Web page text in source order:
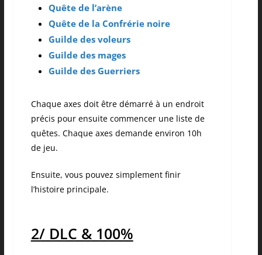
Quête de l’arène
Quête de la Confrérie noire
Guilde des voleurs
Guilde des mages
Guilde des Guerriers
Chaque axes doit être démarré à un endroit
précis pour ensuite commencer une liste de
quêtes. Chaque axes demande environ 10h
de jeu.
Ensuite, vous pouvez simplement finir
l’histoire principale.
2/ DLC & 100%